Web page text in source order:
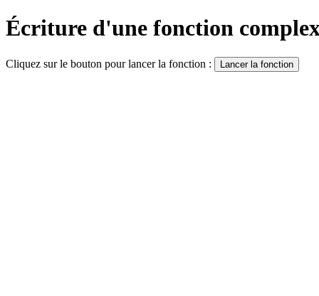
Écriture d'une fonction
Cliquez sur le bouton pour lancer la fonction : Lancer la fonction